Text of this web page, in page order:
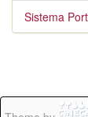
Sistema